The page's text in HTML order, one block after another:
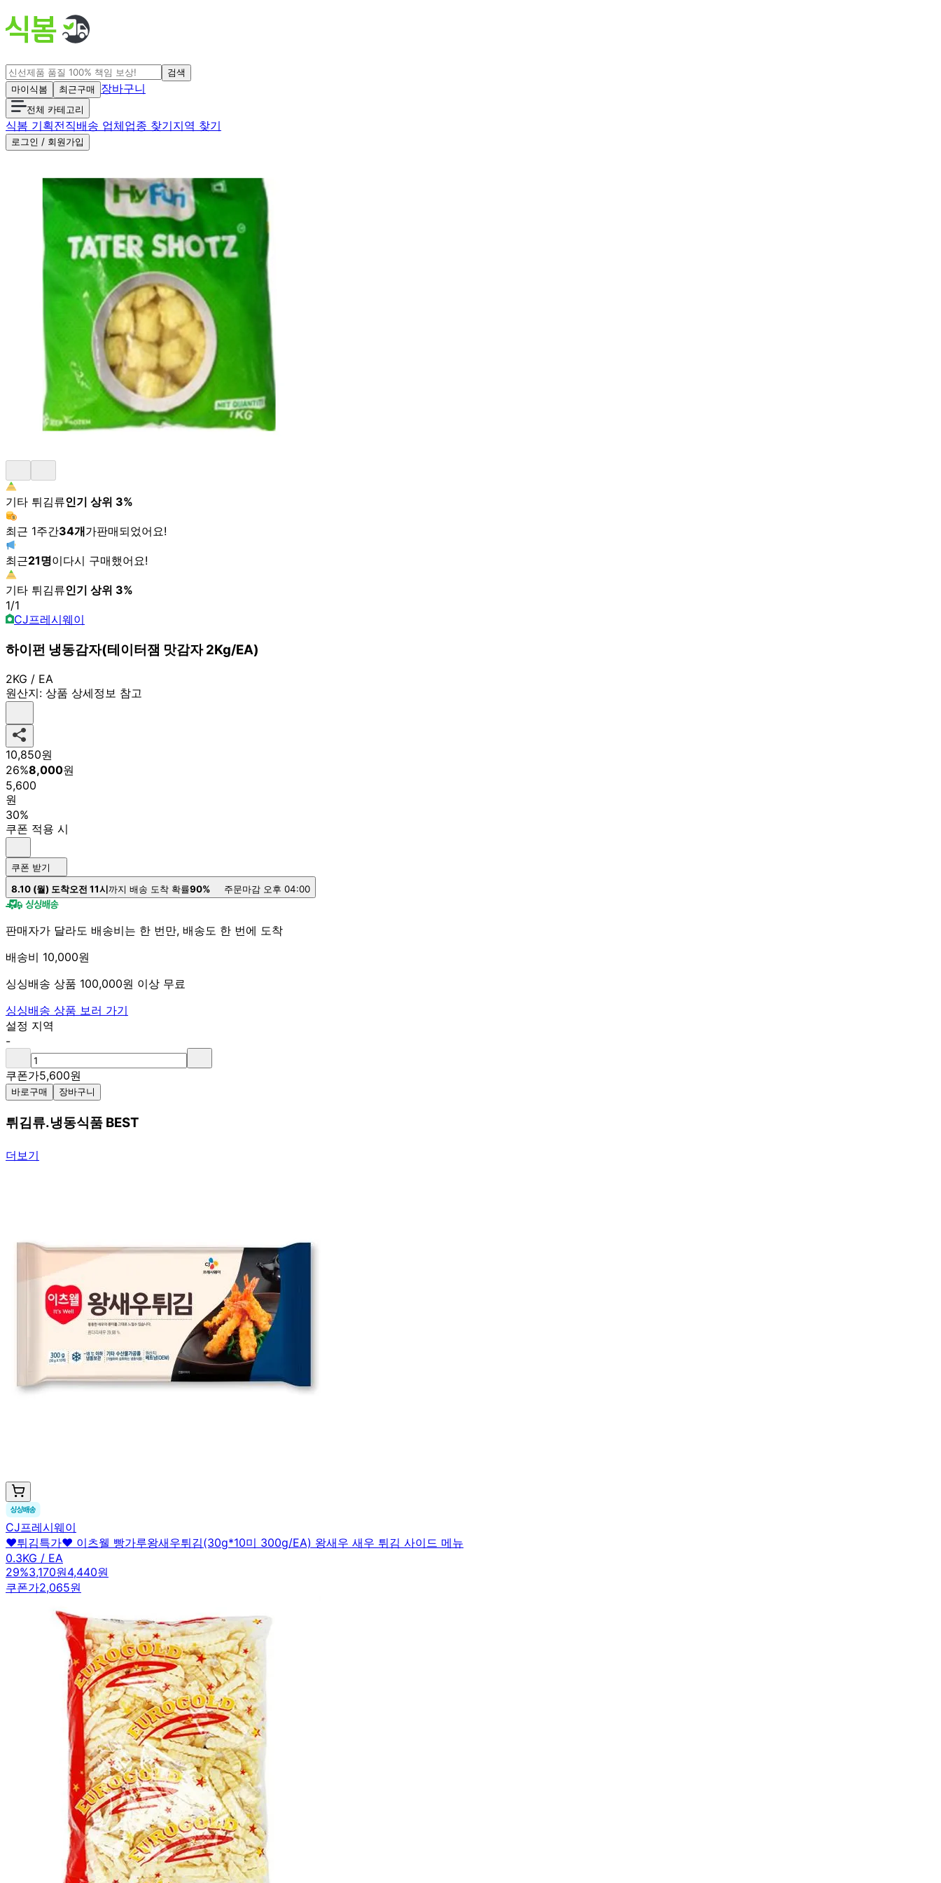
검색
마이식봄
최근구매 장바구니
전체 카테고리
식봄 기획전직배송 업체업종 찾기지역 찾기
로그인 / 회원가입
기타 튀김류인기 상위 3%
최근 1주간34개가판매되었어요!
최근21명이다시 구매했어요!
기타 튀김류인기 상위 3%
1/1
CJ프레시웨이
하이펀 냉동감자(테이터잼 맛감자 2Kg/EA)
2KG / EA
원산지: 상품 상세정보 참고
10,850원
26%8,000원
5,600
원
30%
쿠폰 적용 시
쿠폰 받기
8.10 (월) 도착오전 11시까지 배송 도착 확률90% 주문마감 오후 04:00
판매자가 달라도 배송비는 한 번만, 배송도 한 번에 도착
배송비 10,000원
싱싱배송 상품 100,000원 이상 무료
싱싱배송 상품 보러 가기
설정 지역
-
쿠폰가5,600원
바로구매 장바구니
튀김류.냉동식품 BEST
더보기
CJ프레시웨이
♥튀김특가♥ 이츠웰 빵가루왕새우튀김(30g*10미 300g/EA) 왕새우 새우 튀김 사이드 메뉴
0.3KG / EA
29%3,170원4,440원
쿠폰가2,065원